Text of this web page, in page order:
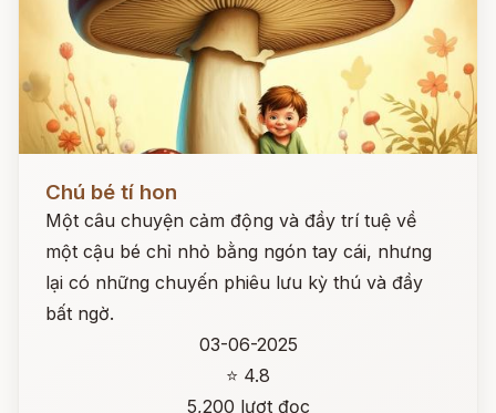
Chú bé tí hon
Một câu chuyện cảm động và đầy trí tuệ về
một cậu bé chỉ nhỏ bằng ngón tay cái, nhưng
lại có những chuyến phiêu lưu kỳ thú và đầy
bất ngờ.
03-06-2025
⭐ 4.8
5,200 lượt đọc